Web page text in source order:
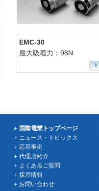
EMC-30
最大吸着力：98N
国際電業トップページ
ニュース・トピックス
応用事例
代理店紹介
よくあるご質問
採用情報
お問い合わせ